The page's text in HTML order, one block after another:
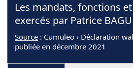
Les mandats, fonctions
exercés par Patrice
Source : Cumuleo › Déclaration
publiée en décembre 2021